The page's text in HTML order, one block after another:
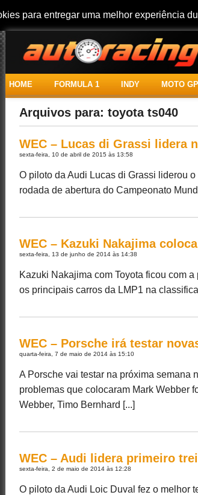
para entregar uma melhor experiência
HOME FORMULA 1 INDY MOTO GP
Arquivos para: toyota ts040
WEC – Lucas di Grassi lidera
sexta-feira, 10 de abril de 2015 às 13:58
O piloto da Audi Lucas di Grassi liderou
rodada de abertura do Campeonato
WEC – Kazuki Nakajima
sexta-feira, 13 de junho de 2014 às 14:38
Kazuki Nakajima com Toyota ficou com
os principais carros da LMP1 na
WEC – Porsche irá testar
quarta-feira, 7 de maio de 2014 às 15:10
A Porsche vai testar na próxima semana
problemas que colocaram Mark Webber
Webber, Timo Bernhard [...]
WEC – Audi lidera primeiro
sexta-feira, 2 de maio de 2014 às 12:28
O piloto da Audi Loic Duval fez o melhor